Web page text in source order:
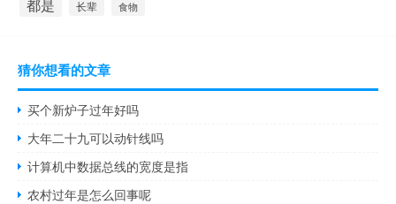
都是 长辈 食物
猜你想看的文章
买个新炉子过年好吗
大年二十九可以动针线吗
计算机中数据总线的宽度是指
农村过年是怎么回事呢